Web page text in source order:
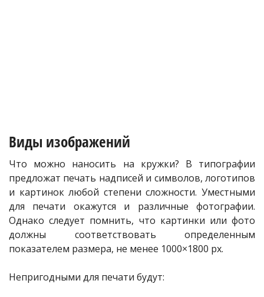
Виды изображений
Что можно наносить на кружки? В типографии
предложат печать надписей и символов, логотипов
и картинок любой степени сложности. Уместными
для печати окажутся и различные фотографии.
Однако следует помнить, что картинки или фото
должны соответствовать определенным
показателем размера, не менее 1000×1800 px.
Непригодными для печати будут: